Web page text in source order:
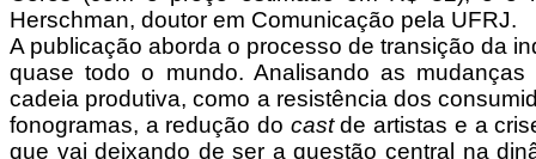
Herschman, doutor em Comunicação pela UFRJ.
A publicação aborda o processo de transição da
quase todo o mundo. Analisando as
cadeia produtiva, como a resistência dos
fonogramas, a redução do castde artistas e a
que vai deixando de ser a questão central na